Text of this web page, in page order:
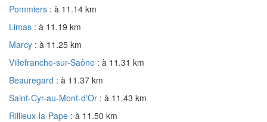
Pommiers : à 11.14 km
Limas : à 11.19 km
Marcy : à 11.25 km
Villefranche-sur-Saône : à 11.31 km
Beauregard : à 11.37 km
Saint-Cyr-au-Mont-d'Or : à 11.43 km
Rillieux-la-Pape : à 11.50 km